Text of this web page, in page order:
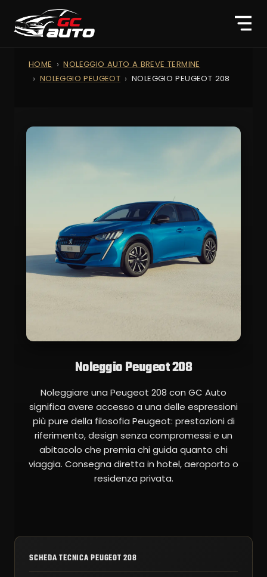
HOME
NOLEGGIO AUTO A BREVE TERMINE
NOLEGGIO PEUGEOT
NOLEGGIO PEUGEOT 208
Noleggio Peugeot 208
Noleggiare una Peugeot 208 con GC Auto
significa avere accesso a una delle espressioni
più pure della filosofia Peugeot: prestazioni di
riferimento, design senza compromessi e un
abitacolo che premia chi guida quanto chi
viaggia. Consegna diretta in hotel, aeroporto o
residenza privata.
SCHEDA TECNICA PEUGEOT 208